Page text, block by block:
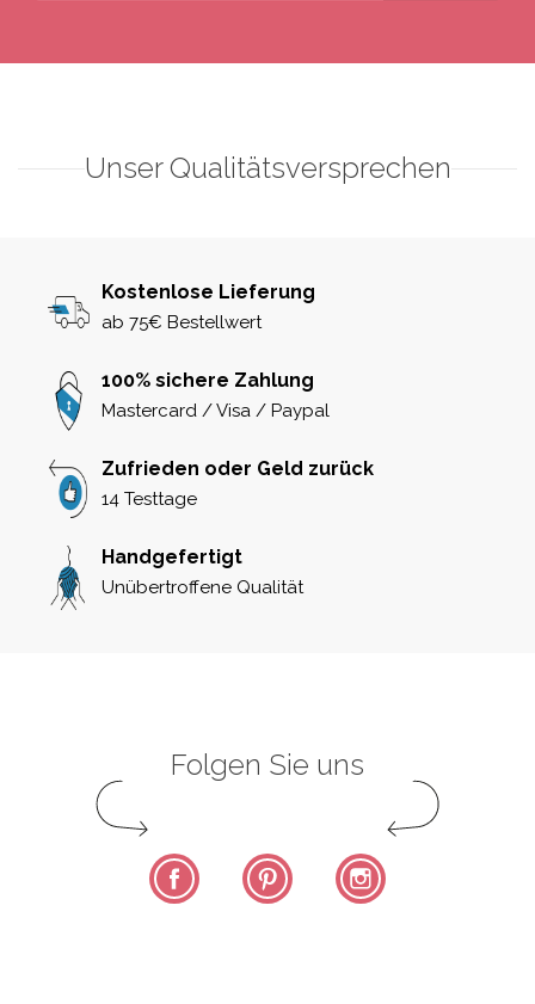
Unser Qualitätsversprechen
Kostenlose Lieferung
ab 75€ Bestellwert
100% sichere Zahlung
Mastercard / Visa / Paypal
Zufrieden oder Geld zurück
14 Testtage
Handgefertigt
Unübertroffene Qualität
Folgen Sie uns
Facebook Pinterest